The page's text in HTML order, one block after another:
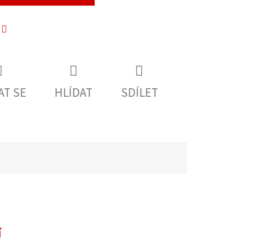
SE HLÍDAT SDÍLET